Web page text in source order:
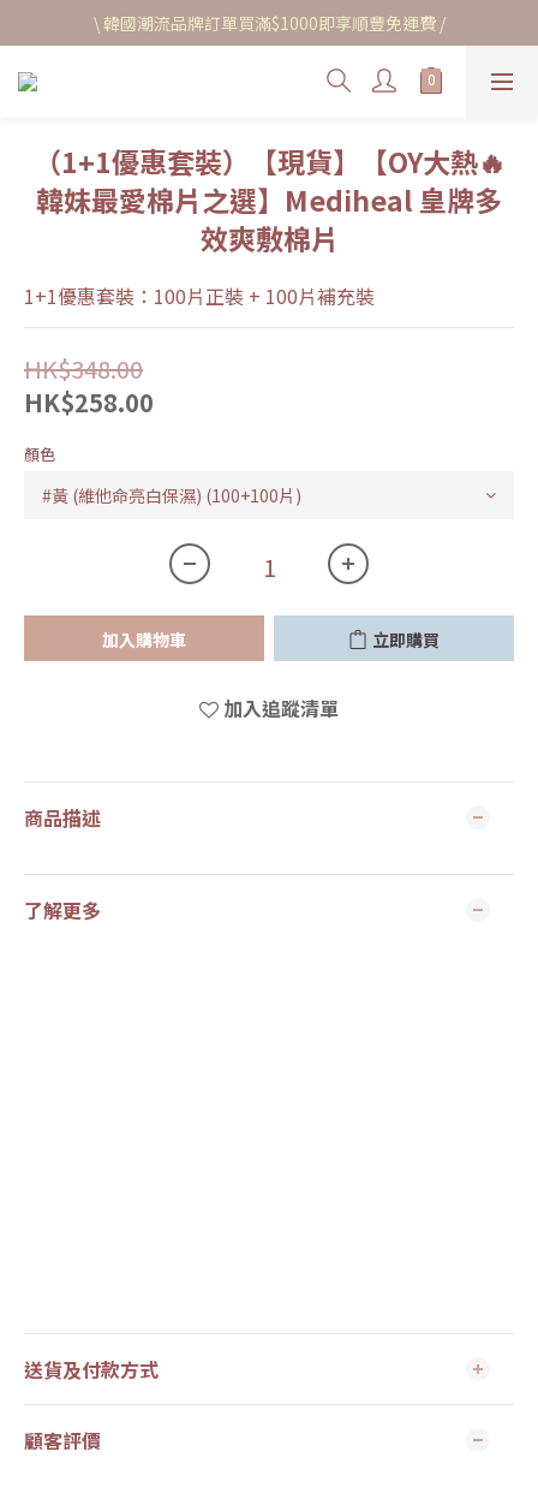
\ 韓國潮流品牌訂單買滿$1000即享順豐免運費 /
（1+1優惠套裝）【現貨】【OY大熱🔥
韓妹最愛棉片之選】Mediheal 皇牌多
效爽敷棉片
1+1優惠套裝：100片正裝 + 100片補充裝
HK$348.00
HK$258.00
顏色
加入購物車 立即購買
加入追蹤清單
商品描述
了解更多
送貨及付款方式
顧客評價